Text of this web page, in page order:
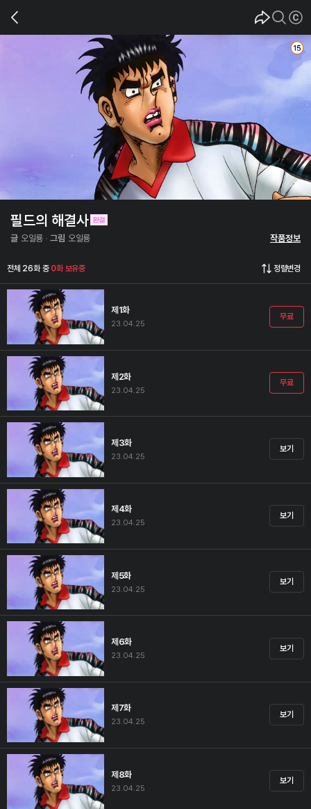
필드의 해결사
글 오일룡 그림 오일룡 작품정보
전체 26화 중 0화 보유중 정렬변경
제1화
23.04.25
무료
제2화
23.04.25
무료
제3화
23.04.25
보기
제4화
23.04.25
보기
제5화
23.04.25
보기
제6화
23.04.25
보기
제7화
23.04.25
보기
제8화
23.04.25
보기